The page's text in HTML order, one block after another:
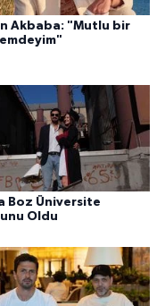
Akbaba: "Mutlu bir
Boz Üniversite
Oldu